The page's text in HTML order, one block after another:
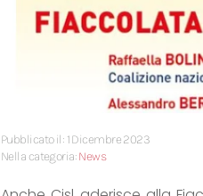
Pubblicato il: 1 Dicembre 2023
Nella categoria:News